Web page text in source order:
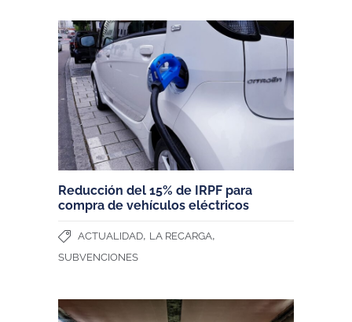
Reducción del 15% de IRPF para
compra de vehículos eléctricos
ACTUALIDAD, LA RECARGA,
SUBVENCIONES